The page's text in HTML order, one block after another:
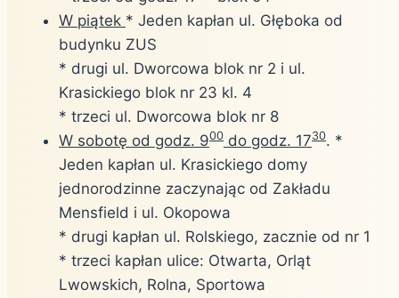
W piątek * Jeden kapłan ul. Głęboka od
budynku ZUS
* drugi ul. Dworcowa blok nr 2 i ul.
Krasickiego blok nr 23 kl. 4
* trzeci ul. Dworcowa blok nr 8
W sobotę od godz. 900 do godz. 1730. *
Jeden kapłan ul. Krasickiego domy
jednorodzinne zaczynając od Zakładu
Mensfield i ul. Okopowa
* drugi kapłan ul. Rolskiego, zacznie od nr 1
* trzeci kapłan ulice: Otwarta, Orląt
Lwowskich, Rolna, Sportowa